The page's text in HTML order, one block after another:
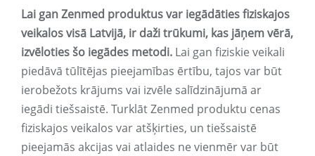
Lai gan Zenmed produktus var iegādāties fiziskajos
veikalos visā Latvijā, ir daži trūkumi, kas jāņem vērā,
izvēloties šo iegādes metodi. Lai gan fiziskie veikali
piedāvā tūlītējas pieejamības ērtību, tajos var būt
ierobežots krājums vai izvēle salīdzinājumā ar
iegādi tiešsaistē. Turklāt Zenmed produktu cenas
fiziskajos veikalos var atšķirties, un tiešsaistē
pieejamās akcijas vai atlaides ne vienmēr var būt